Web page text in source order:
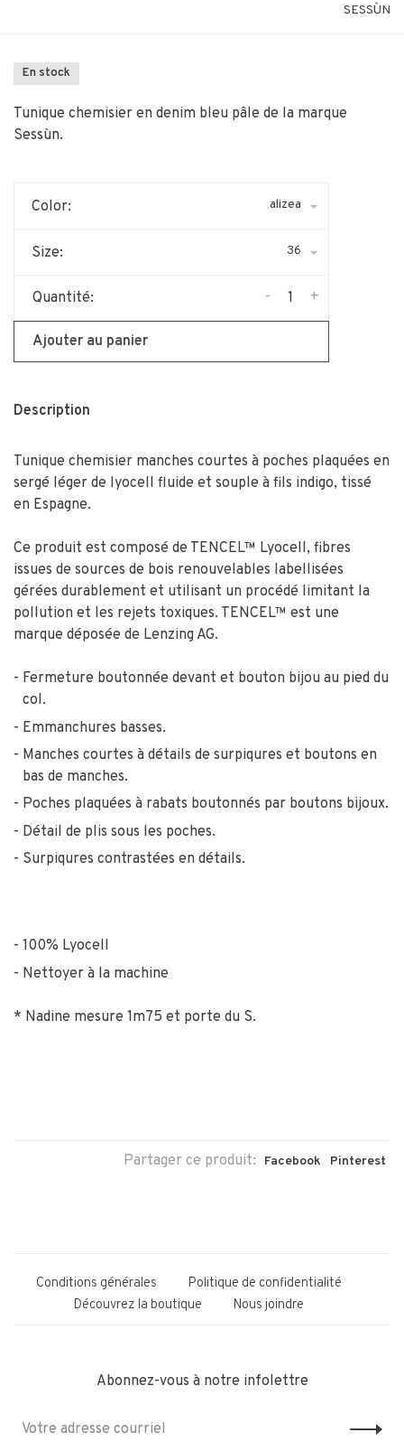
SESSÙN
En stock
Tunique chemisier en denim bleu pâle de la marque
Sessùn.
Color: alizea
Size: 36
Quantité: +
-
Ajouter au panier
Description
Tunique chemisier manches courtes à poches plaquées en
sergé léger de lyocell fluide et souple à fils indigo, tissé
en Espagne.
Ce produit est composé de TENCEL™ Lyocell, fibres
issues de sources de bois renouvelables labellisées
gérées durablement et utilisant un procédé limitant la
pollution et les rejets toxiques. TENCEL™ est une
marque déposée de Lenzing AG.
Fermeture boutonnée devant et bouton bijou au pied du
col.
Emmanchures basses.
Manches courtes à détails de surpiqures et boutons en
bas de manches.
Poches plaquées à rabats boutonnés par boutons bijoux.
Détail de plis sous les poches.
Surpiqures contrastées en détails.
100% Lyocell
Nettoyer à la machine
* Nadine mesure 1m75 et porte du S.
Partager ce produit: Facebook Pinterest
Conditions générales
Politique de confidentialité
Découvrez la boutique
Nous joindre
Abonnez-vous à notre infolettre